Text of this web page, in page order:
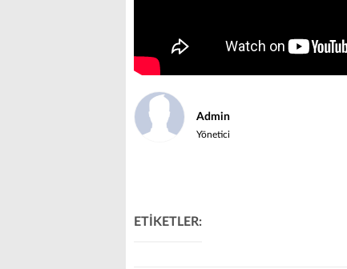
Admin
Yönetici
ETİKETLER: